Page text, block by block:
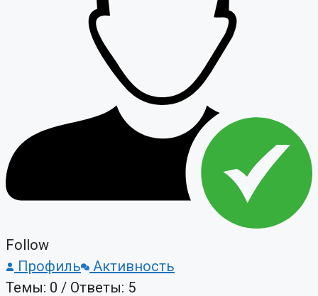
Follow
Профиль
Активность
Темы: 0 / Ответы: 5